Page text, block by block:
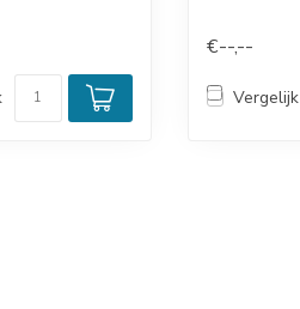
€--,--
Vergelijk